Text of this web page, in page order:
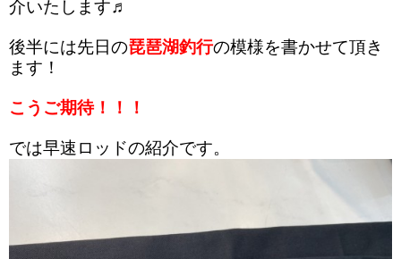
介いたします♬
後半には先日の琵琶湖釣行の模様を書かせて頂き
ます！
こうご期待！！！
では早速ロッドの紹介です。